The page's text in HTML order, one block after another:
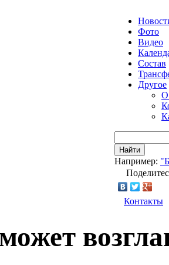
Фото
Видео
Состав
Другое
О
Найти
Например:
Контакты